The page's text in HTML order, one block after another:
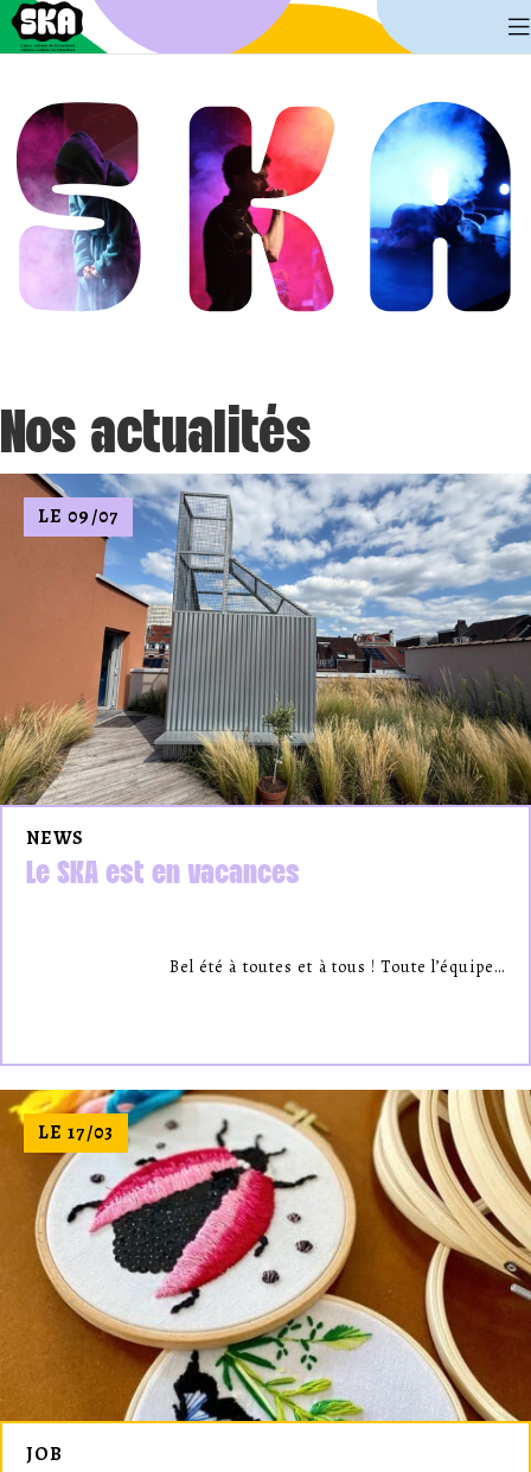
Nos actualités
LE 09/07
NEWS
Le SKA est en vacances
Bel été à toutes et à tous ! Toute l’équipe…
LE 17/03
JOB